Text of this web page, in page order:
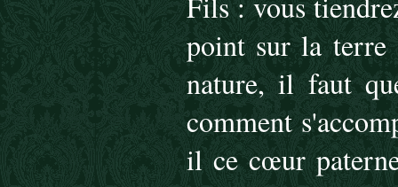
point sur la terre
nature, il faut
comment
il ce cœur